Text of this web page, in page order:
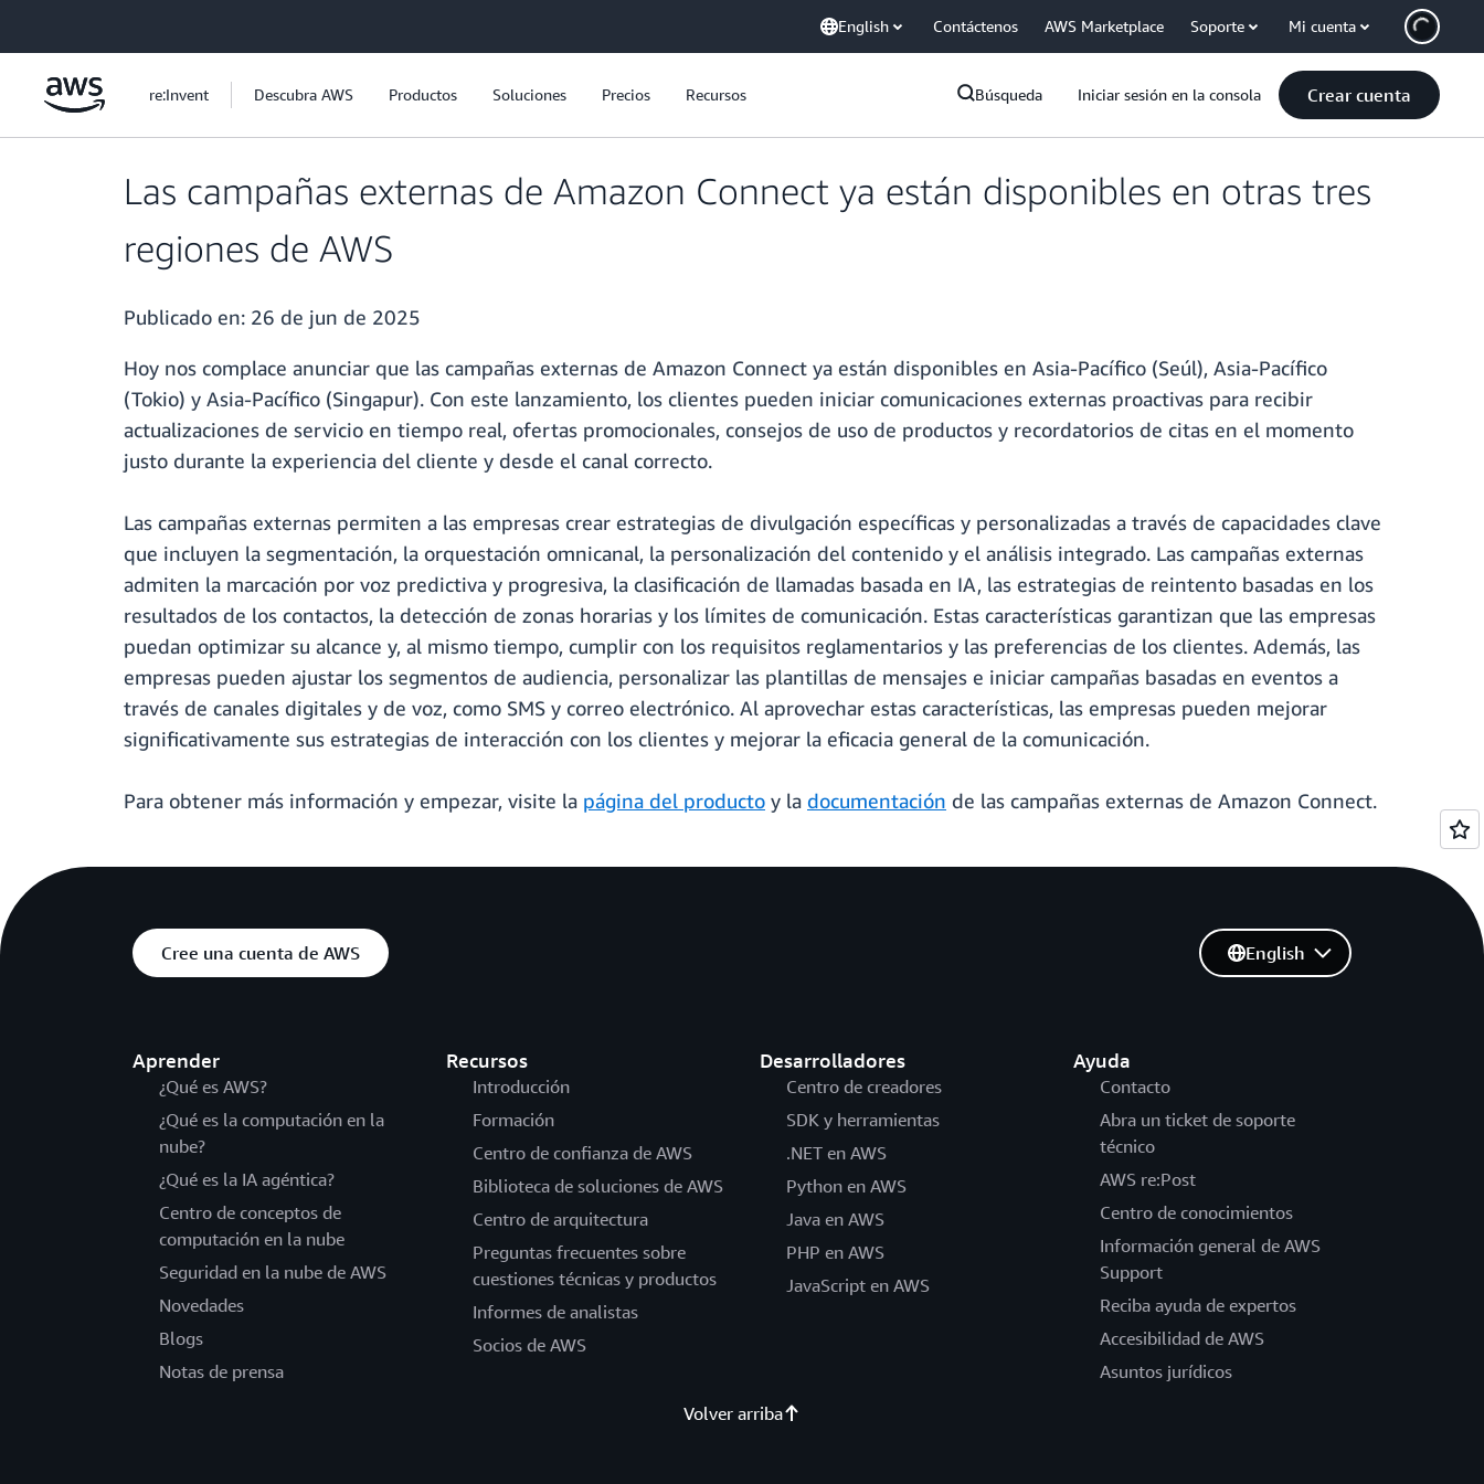
English Contáctenos AWS Marketplace Soporte Mi cuenta
re:Invent Descubra AWS Productos Soluciones Precios Recursos Búsqueda Iniciar sesión en la consola Crear cuenta
Las campañas externas de Amazon Connect ya están disponibles en otras tres
regiones de AWS
Publicado en: 26 de jun de 2025
Hoy nos complace anunciar que las campañas externas de Amazon Connect ya están disponibles en Asia-Pacífico (Seúl), Asia-Pacífico
(Tokio) y Asia-Pacífico (Singapur). Con este lanzamiento, los clientes pueden iniciar comunicaciones externas proactivas para recibir
actualizaciones de servicio en tiempo real, ofertas promocionales, consejos de uso de productos y recordatorios de citas en el momento
justo durante la experiencia del cliente y desde el canal correcto.
Las campañas externas permiten a las empresas crear estrategias de divulgación específicas y personalizadas a través de capacidades clave
que incluyen la segmentación, la orquestación omnicanal, la personalización del contenido y el análisis integrado. Las campañas externas
admiten la marcación por voz predictiva y progresiva, la clasificación de llamadas basada en IA, las estrategias de reintento basadas en los
resultados de los contactos, la detección de zonas horarias y los límites de comunicación. Estas características garantizan que las empresas
puedan optimizar su alcance y, al mismo tiempo, cumplir con los requisitos reglamentarios y las preferencias de los clientes. Además, las
empresas pueden ajustar los segmentos de audiencia, personalizar las plantillas de mensajes e iniciar campañas basadas en eventos a
través de canales digitales y de voz, como SMS y correo electrónico. Al aprovechar estas características, las empresas pueden mejorar
significativamente sus estrategias de interacción con los clientes y mejorar la eficacia general de la comunicación.
Para obtener más información y empezar, visite la página del producto y la documentación de las campañas externas de Amazon Connect.
Cree una cuenta de AWS
Aprender
¿Qué es AWS?
¿Qué es la computación en la
nube?
¿Qué es la IA agéntica?
Centro de conceptos de
computación en la nube
Seguridad en la nube de AWS
Novedades
Blogs
Notas de prensa
Recursos
Introducción
Formación
Centro de confianza de AWS
Biblioteca de soluciones de AWS
Centro de arquitectura
Preguntas frecuentes sobre
cuestiones técnicas y productos
Informes de analistas
Socios de AWS
Desarrolladores
Centro de creadores
SDK y herramientas
.NET en AWS
Python en AWS
Java en AWS
PHP en AWS
JavaScript en AWS
Ayuda
Contacto
Abra un ticket de soporte
técnico
AWS re:Post
Centro de conocimientos
Información general de AWS
Support
Reciba ayuda de expertos
Accesibilidad de AWS
Asuntos jurídicos
English
Volver arriba